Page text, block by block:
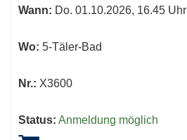
werden.
Wann: Do. 01.10.2026, 16.45 Uhr
Wo: 5-Täler-Bad
Nr.: X3600
Status: Anmeldung möglich